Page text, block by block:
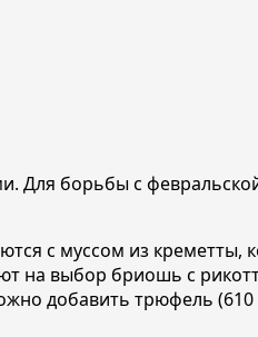
Для борьбы с
с муссом из
на выбор бриошь с
добавить трюфель